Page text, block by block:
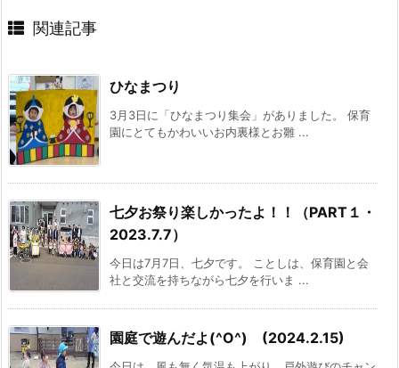
関連記事
ひなまつり
3月3日に「ひなまつり集会」がありました。 保育
園にとてもかわいいお内裏様とお雛 ...
七夕お祭り楽しかったよ！！（PART１・
2023.7.7）
今日は7月7日、七夕です。 ことしは、保育園と会
社と交流を持ちながら七夕を行いま ...
園庭で遊んだよ(^O^) (2024.2.15)